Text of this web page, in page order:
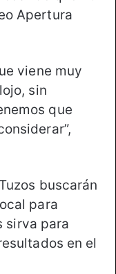
Apertura
viene muy
sin
que
buscarán
para
sirva para
en el